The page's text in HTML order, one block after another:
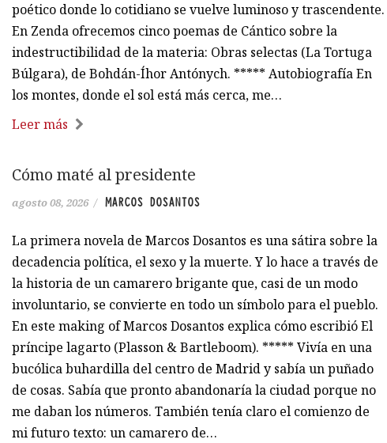
poético donde lo cotidiano se vuelve luminoso y trascendente.
En Zenda ofrecemos cinco poemas de Cántico sobre la
indestructibilidad de la materia: Obras selectas (La Tortuga
Búlgara), de Bohdán-Íhor Antónych. ***** Autobiografía En
los montes, donde el sol está más cerca, me…
Leer más
Cómo maté al presidente
agosto 08, 2026 / MARCOS DOSANTOS
La primera novela de Marcos Dosantos es una sátira sobre la
decadencia política, el sexo y la muerte. Y lo hace a través de
la historia de un camarero brigante que, casi de un modo
involuntario, se convierte en todo un símbolo para el pueblo.
En este making of Marcos Dosantos explica cómo escribió El
príncipe lagarto (Plasson & Bartleboom). ***** Vivía en una
bucólica buhardilla del centro de Madrid y sabía un puñado
de cosas. Sabía que pronto abandonaría la ciudad porque no
me daban los números. También tenía claro el comienzo de
mi futuro texto: un camarero de…